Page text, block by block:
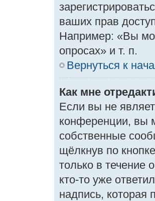
ваших прав
Например: «Вы
опросах» и т. п.
Вернуться к
Как мне
Если вы не
конференции, вы
собственные
щёлкнув по
только в течение
кто-то уже
надпись, которая